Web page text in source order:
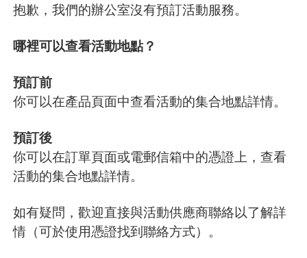
抱歉，我們的辦公室沒有預訂活動服務。
哪裡可以查看活動地點？
預訂前
你可以在產品頁面中查看活動的集合地點詳情。
預訂後
你可以在訂單頁面或電郵信箱中的憑證上，查看
活動的集合地點詳情。
如有疑問，歡迎直接與活動供應商聯絡以了解詳
情（可於使用憑證找到聯絡方式）。